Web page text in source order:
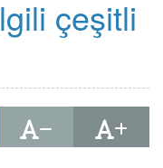
çeşitli